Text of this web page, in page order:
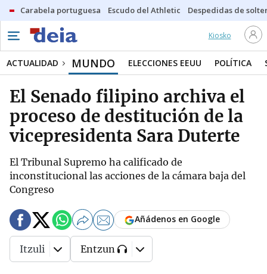
Carabela portuguesa Escudo del Athletic Despedidas de
Kiosko
ACTUALIDAD MUNDO ELECCIONES EEUU POLÍTICA
El Senado filipino archiva el
proceso de destitución de la
vicepresidenta Sara Duterte
El Tribunal Supremo ha calificado de
inconstitucional las acciones de la cámara baja del
Congreso
Añádenos en Google
Itzuli Entzun